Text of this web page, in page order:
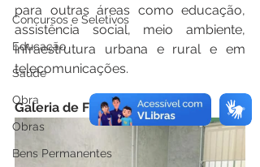
Concursos e Seletivos
Educação
Saúde
Obra
Obras
Bens Permanentes
para outras áreas como educação,
assistência social, meio ambiente,
infraestrutura urbana e rural e em
telecomunicações.
Galeria de Fotos